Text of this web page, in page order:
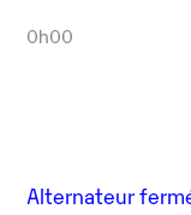
0h00
Alternateur